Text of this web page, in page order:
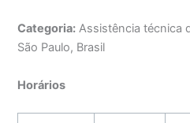
Categoria: Assistência técnica
São Paulo, Brasil
Horários